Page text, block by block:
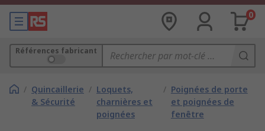
0
Références fabricant
/ Quincaillerie
& Sécurité
/ Loquets,
charnières et
poignées
/ Poignées de porte
et poignées de
fenêtre